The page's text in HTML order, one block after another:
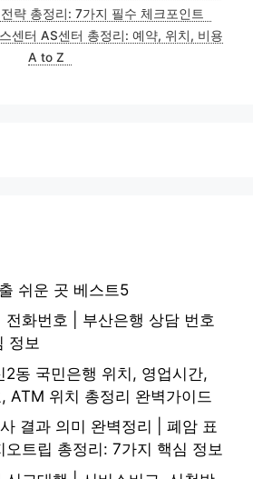
략 총정리: 7가지 필수 체크포인트
센터 AS센터 총정리: 예약, 위치, 비용
A to Z
쉬운 곳 베스트5
전화번호 | 부산은행 상담 번호
정보
2동 국민은행 위치, 영업시간,
ATM 위치 총정리 완벽가이드
결과 의미 완벽정리 | 폐암 표
오트립 총정리: 7가지 핵심 정보